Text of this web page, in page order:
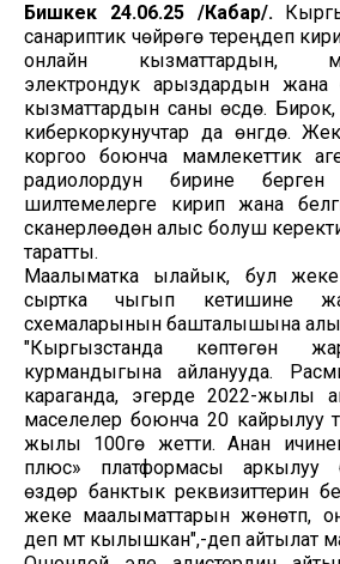
Бишкек 24.06.25 /Кабар/.
санариптик чөйрөгө тереңдеп
онлайн кызматтардын,
электрондук арыздардын жана
кызматтардын саны өсүүдө.
киберкоркунучтар да өнүгүүдө.
коргоо боюнча мамлекеттик
радиолордун бирине берген
шилтемелерге кирип жана
сканерлөөдөн алыс болуш
таратты.
Маалыматка ылайык, бул
сыртка чыгып кетишине
схемаларынын башталышына
"Кыргызстанда көптөгөн
курмандыгына айланууда.
караганда, эгерде 2022-жылы
маселелер боюнча 20 кайрылуу
жылы 100гө жетти. Анан
плюс» платформасы аркылуу
өздөрү банктык реквизиттерин
жеке маалыматтарын жөнөтүп,
деп үмүт кылышкан",-деп айтылат